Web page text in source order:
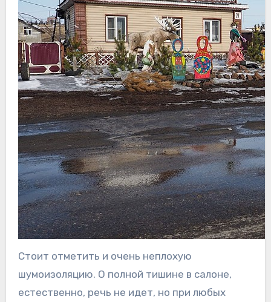
Стоит отметить и очень неплохую
шумоизоляцию. О полной тишине в салоне,
естественно, речь не идет, но при любых